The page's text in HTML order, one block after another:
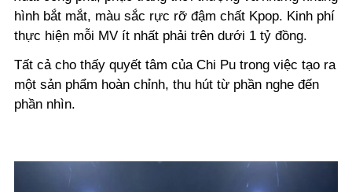
hình bắt mắt, màu sắc rực rỡ đậm chất Kpop. Kinh phí
thực hiện mỗi MV ít nhất phải trên dưới 1 tỷ đồng.
Tất cả cho thấy quyết tâm của Chi Pu trong việc tạo ra
một sản phẩm hoàn chỉnh, thu hút từ phần nghe đến
phần nhìn.